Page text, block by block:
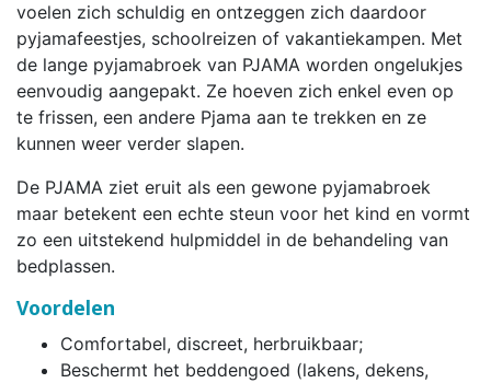
voelen zich schuldig en ontzeggen zich daardoor
pyjamafeestjes, schoolreizen of vakantiekampen. Met
de lange pyjamabroek van PJAMA worden ongelukjes
eenvoudig aangepakt. Ze hoeven zich enkel even op
te frissen, een andere Pjama aan te trekken en ze
kunnen weer verder slapen.
De PJAMA ziet eruit als een gewone pyjamabroek
maar betekent een echte steun voor het kind en vormt
zo een uitstekend hulpmiddel in de behandeling van
bedplassen.
Voordelen
Comfortabel, discreet, herbruikbaar;
Beschermt het beddengoed (lakens, dekens,